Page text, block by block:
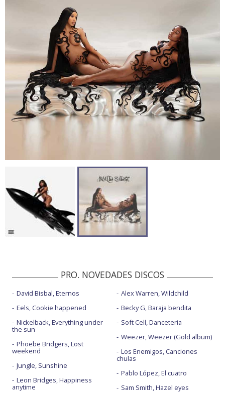
PRO. NOVEDADES DISCOS
David Bisbal, Eternos
Eels, Cookie happened
Nickelback, Everything under
the sun
Phoebe Bridgers, Lost
weekend
Jungle, Sunshine
Leon Bridges, Happiness
anytime
Alex Warren, Wildchild
Becky G, Baraja bendita
Soft Cell, Danceteria
Weezer, Weezer (Gold album)
Los Enemigos, Canciones
chulas
Pablo López, El cuatro
Sam Smith, Hazel eyes